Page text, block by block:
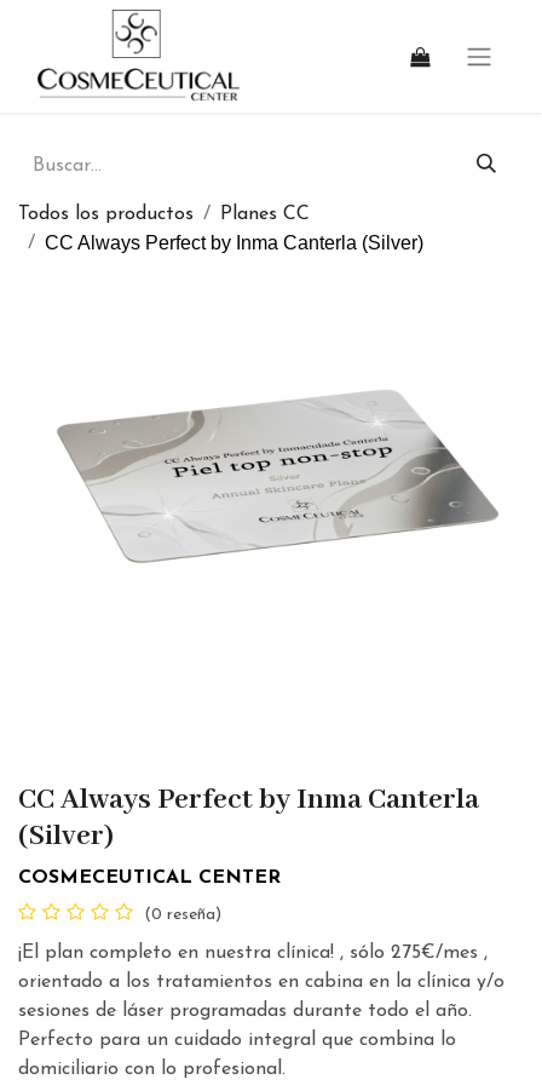
Todos los productos Planes CC
CC Always Perfect by Inma Canterla (Silver)
CC Always Perfect by Inma Canterla
(Silver)
COSMECEUTICAL CENTER
(0 reseña)
¡El plan completo en nuestra clínica! , sólo 275€/mes ,
orientado a los tratamientos en cabina en la clínica y/o
sesiones de láser programadas durante todo el año.
Perfecto para un cuidado integral que combina lo
domiciliario con lo profesional.